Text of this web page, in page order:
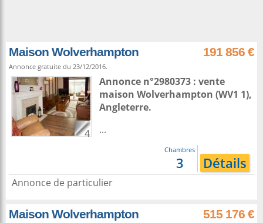
Maison Wolverhampton 191 856 €
Annonce gratuite du 23/12/2016.
4
Annonce n°2980373 : vente
maison Wolverhampton (WV1 1),
Angleterre.
...
Chambres
3 Détails
Annonce de particulier
Maison Wolverhampton 515 176 €